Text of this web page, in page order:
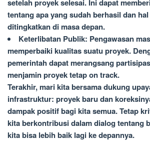
setelah proyek selesai. Ini dapat
tentang apa yang sudah berhasil dan
ditingkatkan di masa depan.
Keterlibatan Publik: Pengawasan
memperbaiki kualitas suatu proyek.
pemerintah dapat merangsang
menjamin proyek tetap on track.
Terakhir, mari kita bersama dukung
infrastruktur: proyek baru dan
dampak positif bagi kita semua. Tetap
kita berkontribusi dalam dialog tentang
kita bisa lebih baik lagi ke depannya.